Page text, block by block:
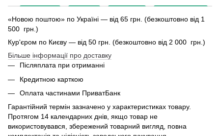
«Новою поштою» по Україні — від 65 грн. (безкоштовно від 1
500 грн.)
Кур'єром по Києву — від 50 грн. (безкоштовно від 2 000 грн.)
Більше інформації про доставку
Післяплата при отриманні
Кредитною карткою
Оплата частинами ПриватБанк
Гарантійний термін зазначено у характеристиках товару.
Протягом 14 календарних днів, якщо товар не
використовувався, збережений товарний вигляд, повна